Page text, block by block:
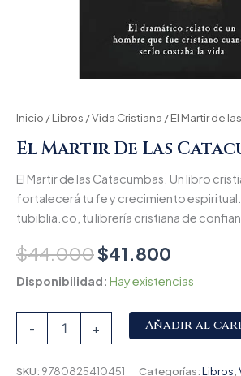
Inicio /Libros /Vida Cristiana / El Martir de
El Martir De Las
El Martir de las Catacumbas. Un libro
fortalecerá tu fe y crecimiento
tubiblia.co, tu librería cristiana de
$44.000$41.800
Disponibilidad: Hay existencias
- + Añadir al
SKU: 9780825410451 Categorías:Libros